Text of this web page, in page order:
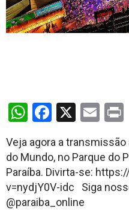
WhatsApp
Facebook
X
Veja agora a
do Mundo, no Parque do
Paraíba. Divirta-se:
v=nydjY0V-idc Siga
@paraiba_online